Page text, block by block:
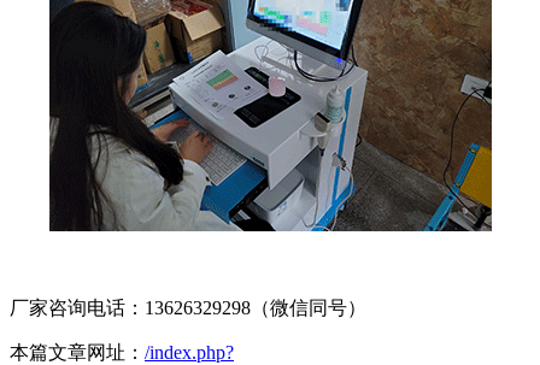
厂家咨询电话：13626329298（微信同号）
本篇文章网址： /index.php?